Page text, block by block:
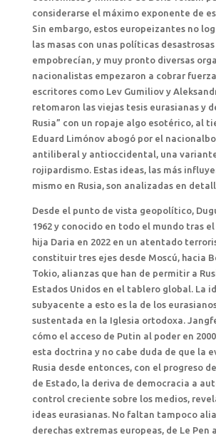
considerarse el máximo exponente de
Sin embargo, estos europeizantes no
las masas con unas políticas
empobrecían, y muy pronto diversas
nacionalistas empezaron a cobrar
escritores como Lev Gumiliov y
retomaron las viejas tesis eurasianas y
Rusia” con un ropaje algo esotérico, al
Eduard Limónov abogó por el
antiliberal y antioccidental, una
rojipardismo. Estas ideas, las más
mismo en Rusia, son analizadas en
Desde el punto de vista geopolítico,
1962 y conocido en todo el mundo tras
hija Daria en 2022 en un atentado
constituir tres ejes desde Moscú, hacia
Tokio, alianzas que han de permitir a
Estados Unidos en el tablero global. La
subyacente a esto es la de los
sustentada en la Iglesia ortodoxa.
cómo el acceso de Putin al poder en
esta doctrina y no cabe duda de que la
Rusia desde entonces, con el progreso
de Estado, la deriva de democracia a
control creciente sobre los medios,
ideas eurasianas. No faltan tampoco
derechas extremas europeas, de Le Pen